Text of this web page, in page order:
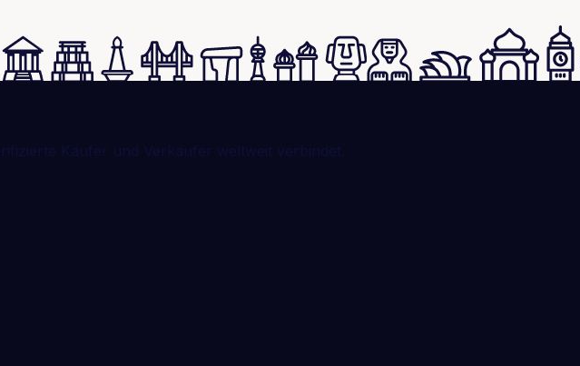
Käufer und Verkäufer weltweit verbindet.